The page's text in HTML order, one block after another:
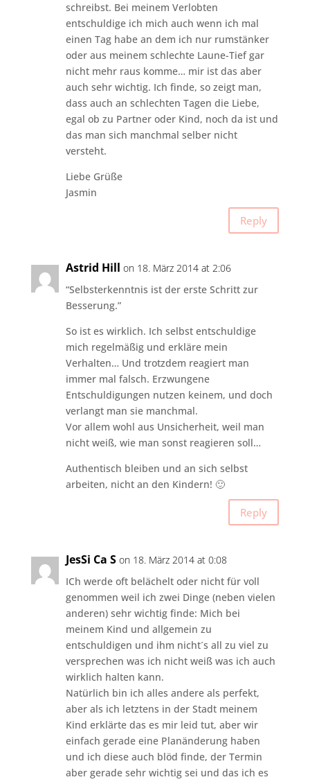
schreibst. Bei meinem Verlobten
entschuldige ich mich auch wenn ich mal
einen Tag habe an dem ich nur rumstänker
oder aus meinem schlechte Laune-Tief gar
nicht mehr raus komme… mir ist das aber
auch sehr wichtig. Ich finde, so zeigt man,
dass auch an schlechten Tagen die Liebe,
egal ob zu Partner oder Kind, noch da ist und
das man sich manchmal selber nicht
versteht.
Liebe Grüße
Jasmin
Reply
Astrid Hill on 18. März 2014 at 2:06
“Selbsterkenntnis ist der erste Schritt zur
Besserung.”
So ist es wirklich. Ich selbst entschuldige
mich regelmäßig und erkläre mein
Verhalten… Und trotzdem reagiert man
immer mal falsch. Erzwungene
Entschuldigungen nutzen keinem, und doch
verlangt man sie manchmal.
Vor allem wohl aus Unsicherheit, weil man
nicht weiß, wie man sonst reagieren soll…
Authentisch bleiben und an sich selbst
arbeiten, nicht an den Kindern! 🙂
Reply
JesSi Ca S on 18. März 2014 at 0:08
ICh werde oft belächelt oder nicht für voll
genommen weil ich zwei Dinge (neben vielen
anderen) sehr wichtig finde: Mich bei
meinem Kind und allgemein zu
entschuldigen und ihm nicht´s all zu viel zu
versprechen was ich nicht weiß was ich auch
wirklich halten kann.
Natürlich bin ich alles andere als perfekt,
aber als ich letztens in der Stadt meinem
Kind erklärte das es mir leid tut, aber wir
einfach gerade eine Planänderung haben
und ich diese auch blöd finde, der Termin
aber gerade sehr wichtig sei und das ich es